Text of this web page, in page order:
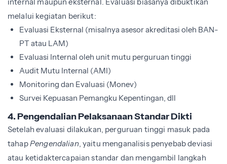
internal maupun eksternal. Evaluasi biasanya dibuktikan
melalui kegiatan berikut:
Evaluasi Eksternal (misalnya asesor akreditasi oleh BAN-
PT atau LAM)
Evaluasi Internal oleh unit mutu perguruan tinggi
Audit Mutu Internal (AMI)
Monitoring dan Evaluasi (Monev)
Survei Kepuasan Pemangku Kepentingan, dll
4. Pengendalian Pelaksanaan Standar Dikti
Setelah evaluasi dilakukan, perguruan tinggi masuk pada
tahapPengendalian, yaitu menganalisis penyebab deviasi
atau ketidaktercapaian standar dan mengambil langkah